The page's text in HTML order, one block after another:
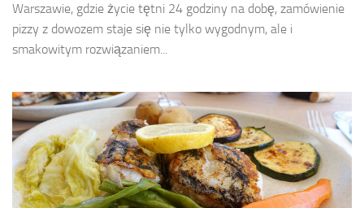
Warszawie, gdzie życie tętni 24 godziny na dobę, zamówienie
pizzy z dowozem staje się nie tylko wygodnym, ale i
smakowitym rozwiązaniem...